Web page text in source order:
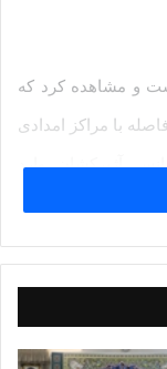
و مشاهده کرد که
با مراکز امدادی
آژیرکشان وارد
است با توجه به
میرزایی» در محل
بررسی های میدانی و